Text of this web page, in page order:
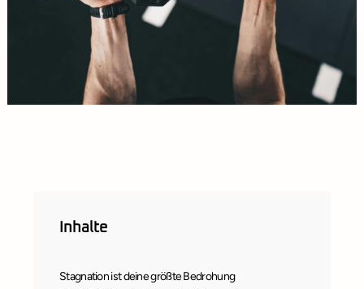
Inhalte
Stagnation ist deine größte Bedrohung